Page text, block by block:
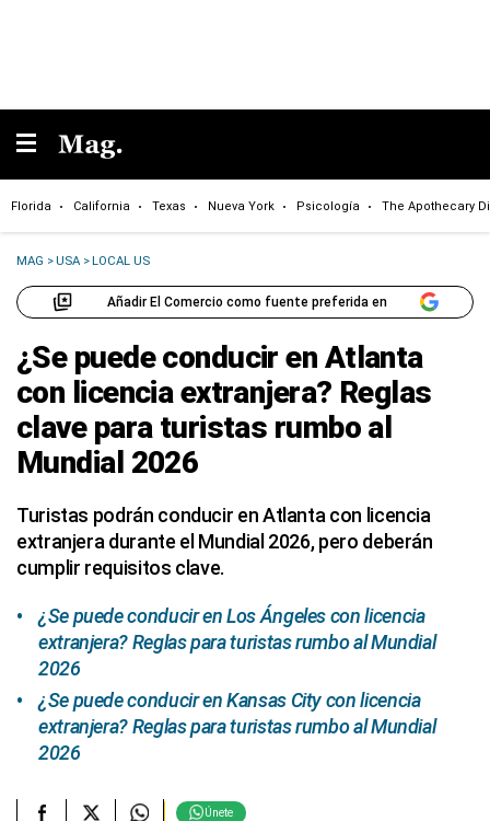
Florida California Texas Nueva York Psicología The Apothecary
MAG >USA >LOCAL US
Añadir El Comercio como fuente preferida en
¿Se puede conducir en Atlanta
con licencia extranjera? Reglas
clave para turistas rumbo al
Mundial 2026
Turistas podrán conducir en Atlanta con licencia
extranjera durante el Mundial 2026, pero deberán
cumplir requisitos clave.
¿Se puede conducir en Los Ángeles con licencia
extranjera? Reglas para turistas rumbo al Mundial
2026
¿Se puede conducir en Kansas City con licencia
extranjera? Reglas para turistas rumbo al Mundial
2026
Únete